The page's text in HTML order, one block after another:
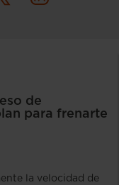
de
para frenarte
la velocidad de